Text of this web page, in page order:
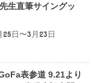
生直筆サイングッ
日〜3月23日
表参道 9.21より